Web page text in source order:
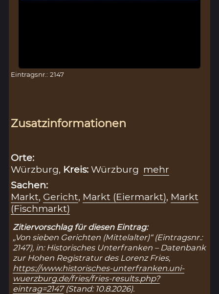
Eintragsnr.: 2147
Zusatzinformationen
Orte:
Würzburg, Kreis:Würzburg mehr
Sachen:
Markt, Gericht, Markt (Eiermarkt), Markt
(Fischmarkt)
Zitiervorschlag für diesen Eintrag:
„Von sieben Gerichten (Mittelalter)“ (Eintragsnr.:
2147), in: Historisches Unterfranken – Datenbank
zur Hohen Registratur des Lorenz Fries,
https://www.historisches-unterfranken.uni-
wuerzburg.de/fries/fries-results.php?
eintrag=2147(Stand: 10.8.2026).